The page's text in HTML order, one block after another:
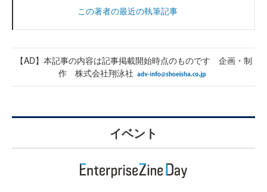
この著者の最近の執筆記事
【AD】本記事の内容は記事掲載開始時点のものです 企画・制
作 株式会社翔泳社
イベント